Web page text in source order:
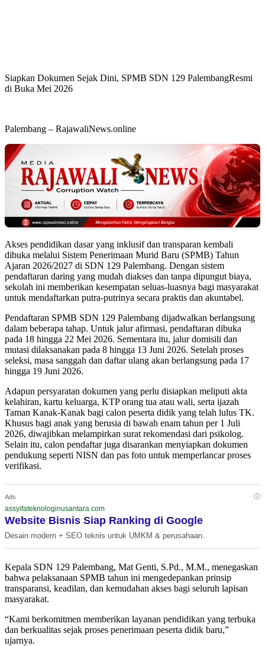
Siapkan Dokumen Sejak Dini, SPMB SDN 129 PalembangResmi
di Buka Mei 2026
Palembang – RajawaliNews.online
Akses pendidikan dasar yang inklusif dan transparan kembali
dibuka melalui Sistem Penerimaan Murid Baru (SPMB) Tahun
Ajaran 2026/2027 di SDN 129 Palembang. Dengan sistem
pendaftaran daring yang mudah diakses dan tanpa dipungut biaya,
sekolah ini memberikan kesempatan seluas-luasnya bagi masyarakat
untuk mendaftarkan putra-putrinya secara praktis dan akuntabel.
Pendaftaran SPMB SDN 129 Palembang dijadwalkan berlangsung
dalam beberapa tahap. Untuk jalur afirmasi, pendaftaran dibuka
pada 18 hingga 22 Mei 2026. Sementara itu, jalur domisili dan
mutasi dilaksanakan pada 8 hingga 13 Juni 2026. Setelah proses
seleksi, masa sanggah dan daftar ulang akan berlangsung pada 17
hingga 19 Juni 2026.
Adapun persyaratan dokumen yang perlu disiapkan meliputi akta
kelahiran, kartu keluarga, KTP orang tua atau wali, serta ijazah
Taman Kanak-Kanak bagi calon peserta didik yang telah lulus TK.
Khusus bagi anak yang berusia di bawah enam tahun per 1 Juli
2026, diwajibkan melampirkan surat rekomendasi dari psikolog.
Selain itu, calon pendaftar juga disarankan menyiapkan dokumen
pendukung seperti NISN dan pas foto untuk memperlancar proses
verifikasi.
Ads ⓘ
assyifateknologinusantara.com
Website Bisnis Siap Ranking di Google
Desain modern + SEO teknis untuk UMKM & perusahaan.
Kepala SDN 129 Palembang, Mat Genti, S.Pd., M.M., menegaskan
bahwa pelaksanaan SPMB tahun ini mengedepankan prinsip
transparansi, keadilan, dan kemudahan akses bagi seluruh lapisan
masyarakat.
“Kami berkomitmen memberikan layanan pendidikan yang terbuka
dan berkualitas sejak proses penerimaan peserta didik baru,”
ujarnya.